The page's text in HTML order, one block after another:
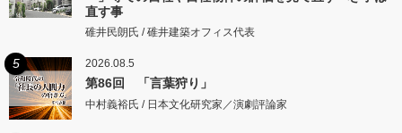
直す事
碓井民朗氏 / 碓井建築オフィス代表
5 2026.08.5
第86回 「言葉狩り」
中村義裕氏 / 日本文化研究家／演劇評論家